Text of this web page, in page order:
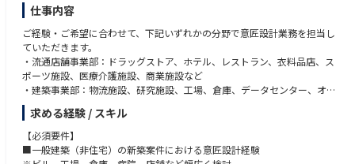
仕事内容
ご経験・ご希望に合わせて、下記いずれかの分野で意匠設計業務を担当し
ていただきます。
・流通店舗事業部：ドラッグストア、ホテル、レストラン、衣料品店、ス
ポーツ施設、医療介護施設、商業施設など
・建築事業部：物流施設、研究施設、工場、倉庫、データセンター、オフ
ィスビル、大型商業施設、中高層レジデンスなど
＜具体的には＞
■業務幅：企画、ボリュームチェック、プランニング、基本計画、実施設
計、確認申請、着工後の各種打ち合わせ
求める経験 / スキル
【必須要件】
■一般建築（非住宅）の新築案件における意匠設計経験